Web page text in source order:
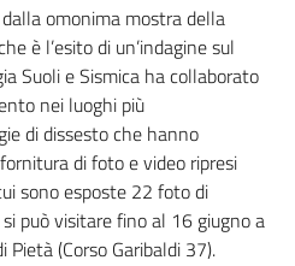
omonima mostra della
è l’esito di un’indagine sul
Suoli e Sismica ha collaborato
nei luoghi più
di dissesto che hanno
di foto e video ripresi
sono esposte 22 foto di
può visitare fino al 16 giugno a
(Corso Garibaldi 37).